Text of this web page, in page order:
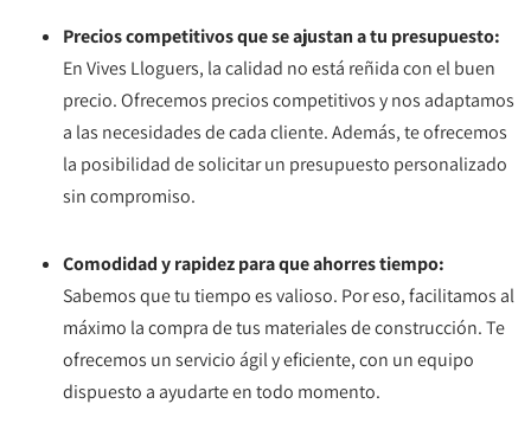
Precios competitivos que se ajustan a tu presupuesto:
En Vives Lloguers, la calidad no está reñida con el buen
precio. Ofrecemos precios competitivos y nos adaptamos
a las necesidades de cada cliente. Además, te ofrecemos
la posibilidad de solicitar un presupuesto personalizado
sin compromiso.
Comodidad y rapidez para que ahorres tiempo:
Sabemos que tu tiempo es valioso. Por eso, facilitamos al
máximo la compra de tus materiales de construcción. Te
ofrecemos un servicio ágil y eficiente, con un equipo
dispuesto a ayudarte en todo momento.